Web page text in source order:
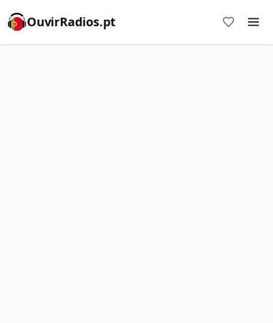
OuvirRadios.pt